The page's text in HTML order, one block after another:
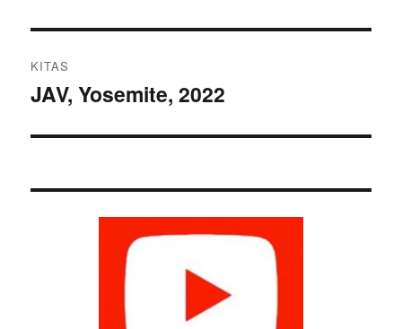
KITAS
Kitas
JAV, Yosemite, 2022